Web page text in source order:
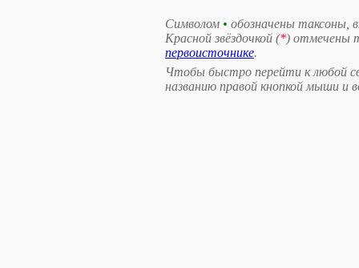
Символом • обозначены таксоны,
Красной звёздочкой (*) отмечены
первоисточнике.
Чтобы быстро перейти к любой
названию правой кнопкой мыши и